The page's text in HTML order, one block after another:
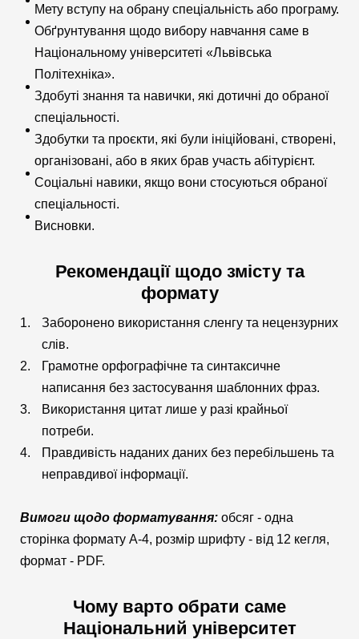
Мету вступу на обрану спеціальність або програму.
Обґрунтування щодо вибору навчання саме в
Національному університеті «Львівська
Політехніка».
Здобуті знання та навички, які дотичні до обраної
спеціальності.
Здобутки та проєкти, які були ініційовані, створені,
організовані, або в яких брав участь абітурієнт.
Соціальні навики, якщо вони стосуються обраної
спеціальності.
Висновки.
Рекомендації щодо змісту та
формату
Заборонено використання сленгу та нецензурних
слів.
Грамотне орфографічне та синтаксичне
написання без застосування шаблонних фраз.
Використання цитат лише у разі крайньої
потреби.
Правдивість наданих даних без перебільшень та
неправдивої інформації.
Вимоги щодо форматування: обсяг - одна
сторінка формату А-4, розмір шрифту - від 12 кегля,
формат - PDF.
Чому варто обрати саме
Національний університет